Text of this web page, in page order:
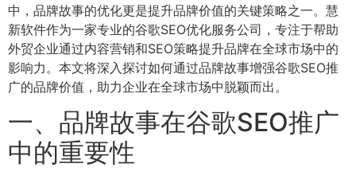
中，品牌故事的优化更是提升品牌价值的关键策略之一。慧
新软件作为一家专业的谷歌SEO优化服务公司，专注于帮助
外贸企业通过内容营销和SEO策略提升品牌在全球市场中的
影响力。本文将深入探讨如何通过品牌故事增强谷歌SEO推
广的品牌价值，助力企业在全球市场中脱颖而出。
一、品牌故事在谷歌SEO推广
中的重要性